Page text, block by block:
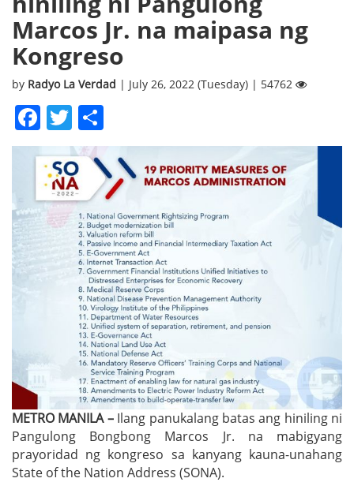
Marcos Jr. na maipasa ng
Kongreso
by Radyo La Verdad | July 26, 2022 (Tuesday) | 54762
Facebook
Twitter
METRO MANILA –Ilang panukalang batas ang hiniling ni
Pangulong Bongbong Marcos Jr. na mabigyang
prayoridad ng kongreso sa kanyang kauna-unahang
State of the Nation Address (SONA).